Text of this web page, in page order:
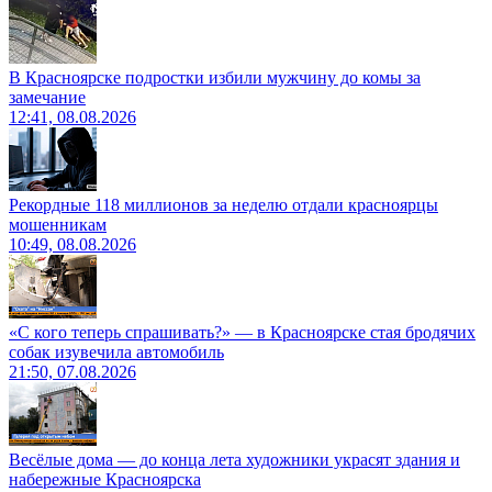
В Красноярске подростки избили мужчину до комы за
замечание
12:41, 08.08.2026
Рекордные 118 миллионов за неделю отдали красноярцы
мошенникам
10:49, 08.08.2026
«С кого теперь спрашивать?» — в Красноярске стая бродячих
собак изувечила автомобиль
21:50, 07.08.2026
Весёлые дома — до конца лета художники украсят здания и
набережные Красноярска